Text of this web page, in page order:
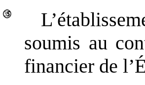
soumis au
financier de